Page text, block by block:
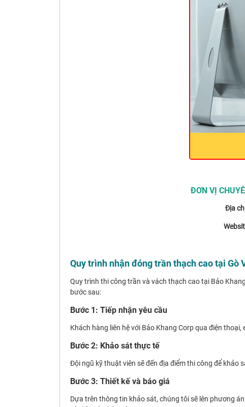
ĐƠN VỊ
Địa
Quy trình nhận đóng trần thạch cao tại Gò
Quy trình thi công trần và vách thạch cao tại Bảo
bước sau:
Bước 1: Tiếp nhận yêu cầu
Khách hàng liên hệ với Bảo Khang Corp qua điện
Bước 2: Khảo sát thực tế
Đội ngũ kỹ thuật viên sẽ đến địa điểm thi công để khảo
Bước 3: Thiết kế và báo giá
Dựa trên thông tin khảo sát, chúng tôi sẽ lên phương